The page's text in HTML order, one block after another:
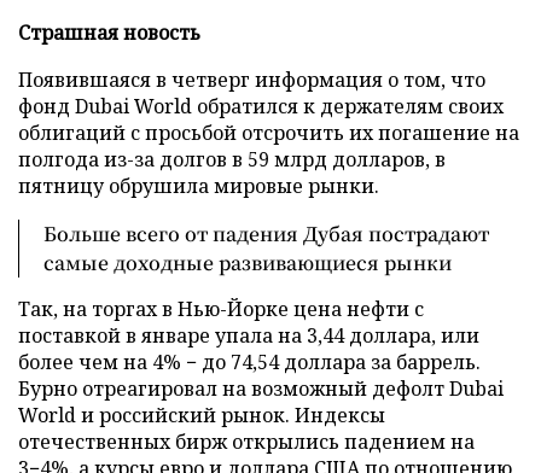
Страшная новость
Появившаяся в четверг информация о том, что
фонд Dubai World обратился к держателям своих
облигаций с просьбой отсрочить их погашение на
полгода из-за долгов в 59 млрд долларов, в
пятницу обрушила мировые рынки.
Больше всего от падения Дубая пострадают
самые доходные развивающиеся рынки
Так, на торгах в Нью-Йорке цена нефти с
поставкой в январе упала на 3,44 доллара, или
более чем на 4% − до 74,54 доллара за баррель.
Бурно отреагировал на возможный дефолт Dubai
World и российский рынок. Индексы
отечественных бирж открылись падением на